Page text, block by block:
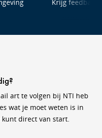
Krijg feedback
art te volgen bij NTI heb
wat je moet weten is in
kunt direct van start.